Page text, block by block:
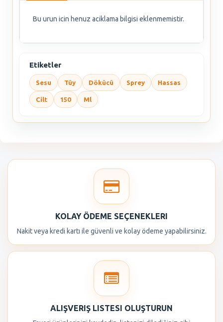
Bu urun icin henuz aciklama bilgisi eklenmemistir.
Etiketler
Sesu Tüy Dökücü Sprey Hassas
Cilt 150 Ml
KOLAY ÖDEME SEÇENEKLERI
Nakit veya kredi kartı ile güvenli ve kolay ödeme yapabilirsiniz.
ALIŞVERIŞ LISTESI OLUŞTURUN